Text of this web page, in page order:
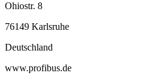
Ohiostr. 8
76149 Karlsruhe
Deutschland
www.profibus.de